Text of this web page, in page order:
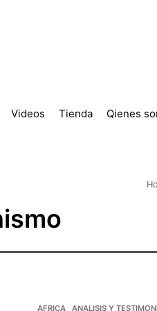
Videos Tienda Qienes
AFRICA ANALISIS Y